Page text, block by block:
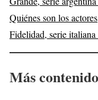
Quiénes son los
Fidelidad, serie
Más